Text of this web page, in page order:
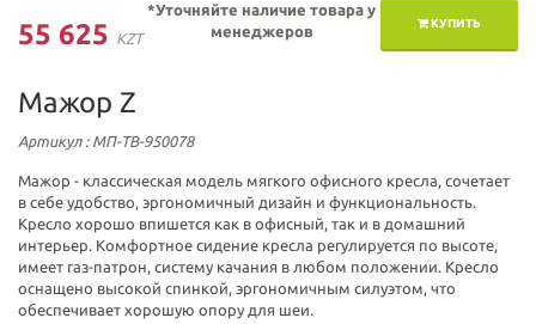
55 625 KZT
КУПИТЬ
*Уточняйте наличие товара у
менеджеров
Мажор Z
Артикул: МП-ТВ-950078
Мажор - классическая модель мягкого офисного кресла, сочетает
в себе удобство, эргономичный дизайн и функциональность.
Кресло хорошо впишется как в офисный, так и в домашний
интерьер. Комфортное сидение кресла регулируется по высоте,
имеет газ-патрон, систему качания в любом положении. Кресло
оснащено высокой спинкой, эргономичным силуэтом, что
обеспечивает хорошую опору для шеи.